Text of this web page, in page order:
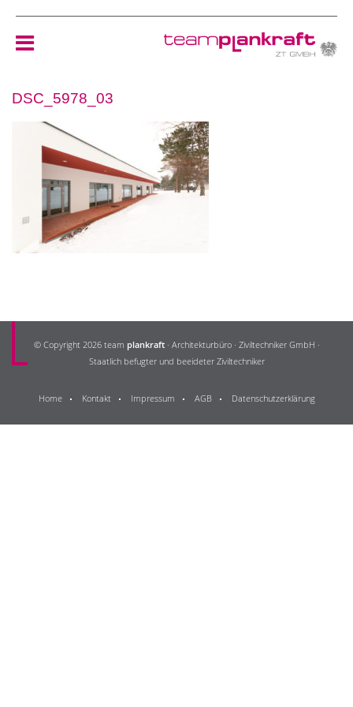
REFERENZEN
KONTAKT
DSC_5978_03
© Copyright 2026 team plankraft· Architekturbüro · Ziviltechniker GmbH ·
Staatlich befugter und beeideter Ziviltechniker
Home Kontakt Impressum AGB Datenschutzerklärung